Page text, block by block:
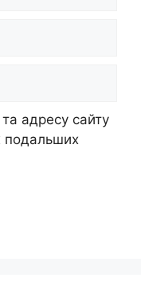
адресу сайту
подальших